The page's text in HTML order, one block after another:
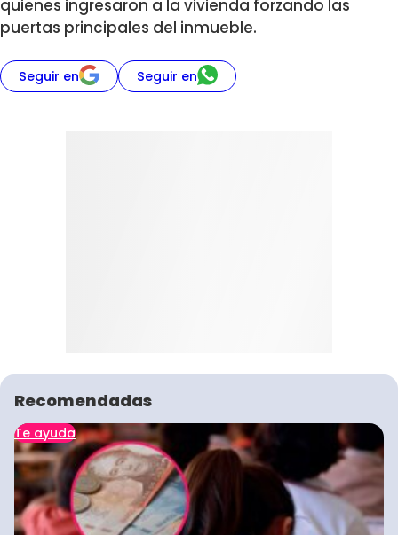
quienes ingresaron a la vivienda forzando las
puertas principales del inmueble.
Seguir en Seguir en
Recomendadas
Te ayuda